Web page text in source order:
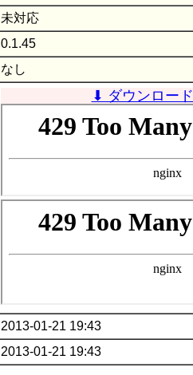
未対応
0.1.45
なし
⬇ ダウンロー
2013-01-21 19:43
2013-01-21 19:43